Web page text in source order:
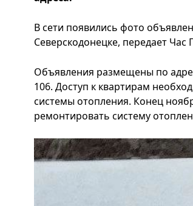
В сети появились фото
Северскодонецке, передает Час
Объявления размещены по
106. Доступ к квартирам
системы отопления. Конец
ремонтировать систему